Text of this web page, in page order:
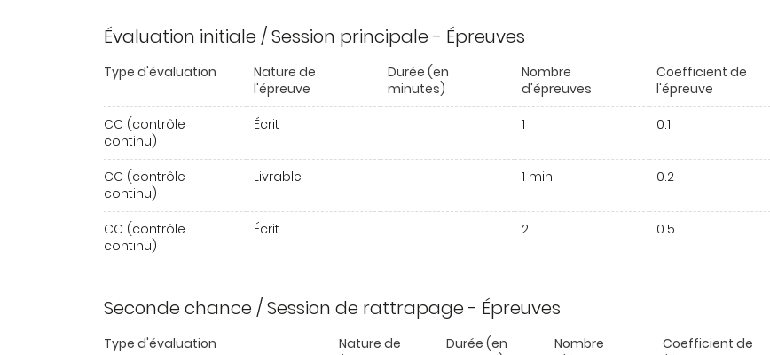
Évaluation initiale / Session principale - Épreuves
Type d'évaluation
Nature de
l'épreuve
Durée (en
minutes)
Nombre
d'épreuves
Coefficient de
l'épreuve
CC (contrôle
continu)
Écrit 1 0.1
CC (contrôle
continu)
Livrable 1 mini 0.2
CC (contrôle
continu)
Écrit 2 0.5
Seconde chance / Session de rattrapage - Épreuves
Type d'évaluation
Nature de
Durée (en
Nombre
Coefficient de